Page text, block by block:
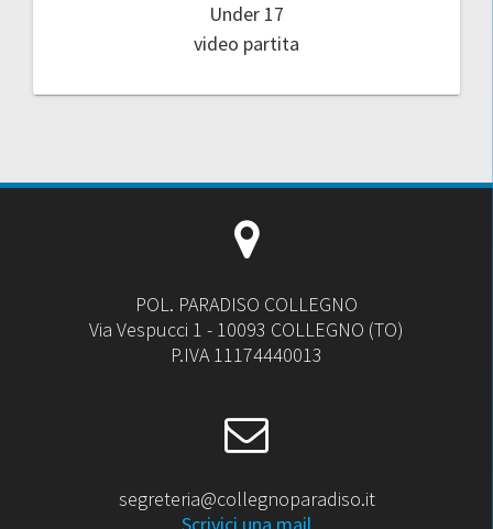
Under 17
video partita
POL. PARADISO COLLEGNO
Via Vespucci 1 - 10093 COLLEGNO (TO)
P.IVA 11174440013
segreteria@collegnoparadiso.it